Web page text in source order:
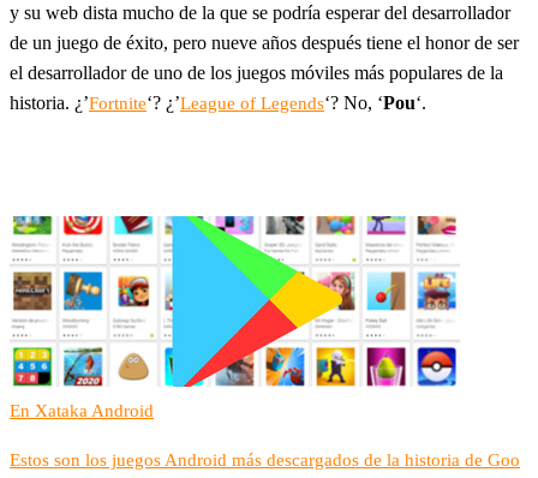
y su web dista mucho de la que se podría esperar del desarrollador
de un juego de éxito, pero nueve años después tiene el honor de ser
el desarrollador de uno de los juegos móviles más populares de la
historia. ¿’Fortnite‘? ¿’League of Legends‘? No, ‘Pou‘.
En Xataka Android
Estos son los juegos Android más descargados de la historia de Goo